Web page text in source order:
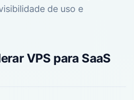
de uso e
VPS para SaaS